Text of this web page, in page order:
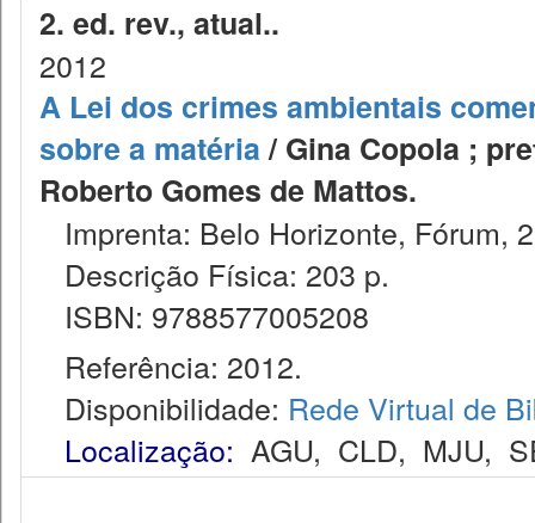
2. ed. rev., atual..
2012
A Lei dos crimes ambientais
sobre a matéria/ Gina Copola ;
Roberto Gomes de Mattos.
Imprenta: Belo Horizonte, Fórum,
Descrição Física: 203 p.
ISBN: 9788577005208
Referência: 2012.
Disponibilidade: Rede Virtual de
Localização: AGU, CLD, MJU,